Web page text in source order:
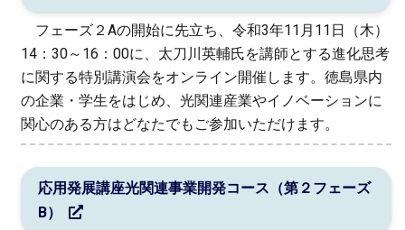
フェーズ２Aの開始に先立ち、令和3年11月11日（木）
14：30～16：00に、太刀川英輔氏を講師とする進化思考
に関する特別講演会をオンライン開催します。徳島県内
の企業・学生をはじめ、光関連産業やイノベーションに
関心のある方はどなたでもご参加いただけます。
応用発展講座光関連事業開発コース（第２フェーズ
B）